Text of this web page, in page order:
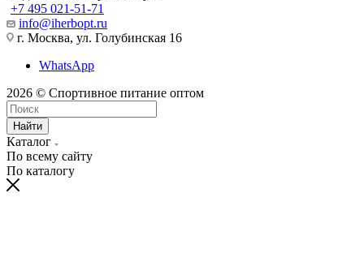
+7 495 021-51-71
info@iherbopt.ru
г. Москва, ул. Голубинская 16
WhatsApp
2026 © Спортивное питание оптом
Найти
Каталог
По всему сайту
По каталогу